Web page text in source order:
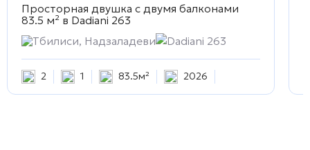
Просторная двушка с двумя балконами
83.5 м² в Dadiani 263
Тбилиси, Надзаладеви
Dadiani 263
2 1 83.5м² 2026